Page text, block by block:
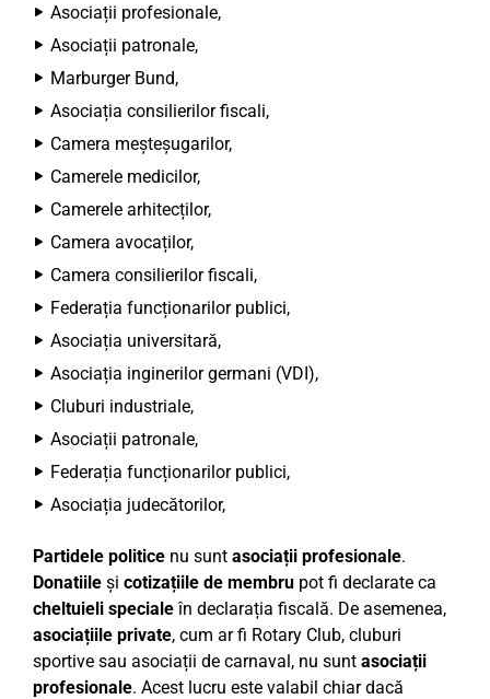
Asociații profesionale,
Asociații patronale,
Marburger Bund,
Asociația consilierilor fiscali,
Camera meșteșugarilor,
Camerele medicilor,
Camerele arhitecților,
Camera avocaților,
Camera consilierilor fiscali,
Federația funcționarilor publici,
Asociația universitară,
Asociația inginerilor germani (VDI),
Cluburi industriale,
Asociații patronale,
Federația funcționarilor publici,
Asociația judecătorilor,
Partidele politice nu sunt asociații profesionale.
Donatiile și cotizațiile de membru pot fi declarate ca
cheltuieli specialeîn declarația fiscală. De asemenea,
asociațiile private, cum ar fi Rotary Club, cluburi
sportive sau asociații de carnaval, nu sunt asociații
profesionale. Acest lucru este valabil chiar dacă